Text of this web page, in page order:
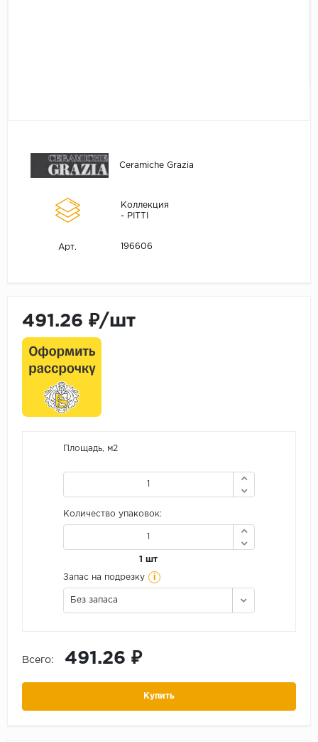
Ceramiche Grazia
Коллекция
- PITTI
Арт. 196606
491.26 ₽/шт
Площадь, м2
Количество упаковок:
1 шт
Запас на подрезку i
Без запаса
Всего: 491.26 ₽
Купить